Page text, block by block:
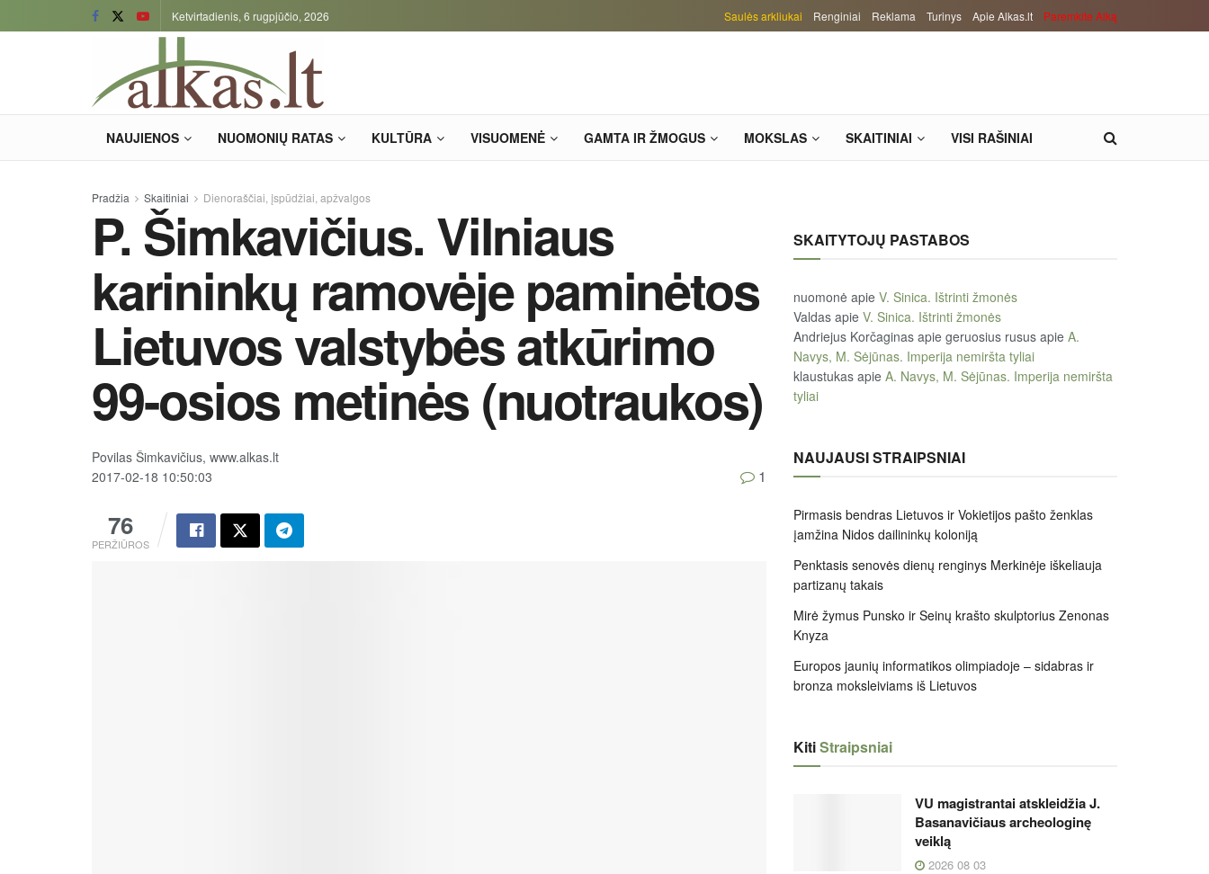
Ketvirtadienis, 6 rugpjūčio, 2026 Saulės arkliukai Renginiai Reklama Turinys Apie Alkas.lt Paremkite Alką
NAUJIENOS NUOMONIŲ RATAS KULTŪRA VISUOMENĖ GAMTA IR ŽMOGUS MOKSLAS SKAITINIAI VISI RAŠINIAI
Pradžia Skaitiniai Dienoraščiai, įspūdžiai, apžvalgos
P. Šimkavičius. Vilniaus
karininkų ramovėje paminėtos
Lietuvos valstybės atkūrimo
99-osios metinės (nuotraukos)
Povilas Šimkavičius, www.alkas.lt
2017-02-18 10:50:03
76
PERŽIŪROS
1
SKAITYTOJŲ PASTABOS
nuomonė apie V. Sinica. Ištrinti žmonės
Valdas apie V. Sinica. Ištrinti žmonės
Andriejus Korčaginas apie geruosius rusus apie A.
Navys, M. Sėjūnas. Imperija nemiršta tyliai
klaustukas apie A. Navys, M. Sėjūnas. Imperija nemiršta
tyliai
NAUJAUSI STRAIPSNIAI
Pirmasis bendras Lietuvos ir Vokietijos pašto ženklas
įamžina Nidos dailininkų koloniją
Penktasis senovės dienų renginys Merkinėje iškeliauja
partizanų takais
Mirė žymus Punsko ir Seinų krašto skulptorius Zenonas
Knyza
Europos jaunių informatikos olimpiadoje – sidabras ir
bronza moksleiviams iš Lietuvos
KitiStraipsniai
VU magistrantai atskleidžia J.
Basanavičiaus archeologinę
veiklą
2026 08 03